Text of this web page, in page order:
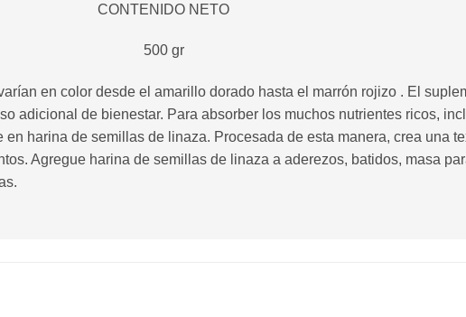
CONTENIDO NETO
500 gr
en color desde el amarillo dorado hasta el marrón rojizo . El
adicional de bienestar. Para absorber los muchos nutrientes ricos,
harina de semillas de linaza. Procesada de esta manera, crea una
Agregue harina de semillas de linaza a aderezos, batidos, masa